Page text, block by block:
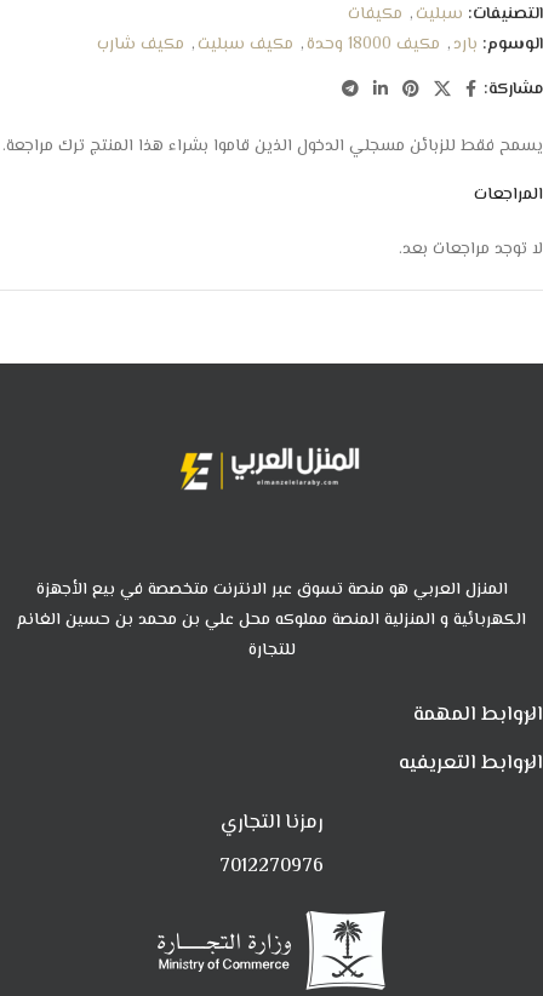
التصنيفات: سبليت, مكيفات
الوسوم: بارد, مكيف 18000 وحدة , مكيف سبليت, مكيف شارب
مشاركة:
المراجعات
لا توجد مراجعات بعد.
يسمح فقط للزبائن مسجلي الدخول الذين قاموا بشراء هذا المنتج ترك مراجعة.
المنزل العربي هو منصة تسوق عبر الانترنت متخصصة في بيع الأجهزة
الكهربائية و المنزلية المنصة مملوكه محل علي بن محمد بن حسين الغانم
للتجارة
الروابط المهمة
الروابط التعريفيه
رمزنا التجاري
7012270976